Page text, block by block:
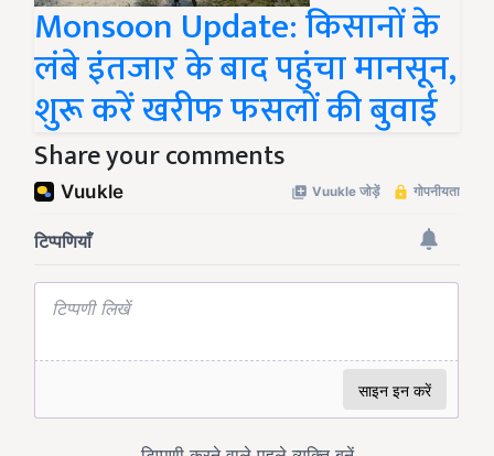
Monsoon Update: किसानों के
लंबे इंतजार के बाद पहुंचा मानसून,
शुरू करें खरीफ फसलों की बुवाई
Share your comments